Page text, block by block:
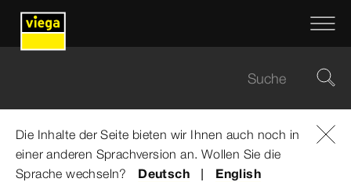
Die Inhalte der Seite bieten wir Ihnen auch noch in
einer anderen Sprachversion an. Wollen Sie die
Sprache wechseln?
Deutsch
English
Viega Gruppe ... Universitätsklinikum Erlangen